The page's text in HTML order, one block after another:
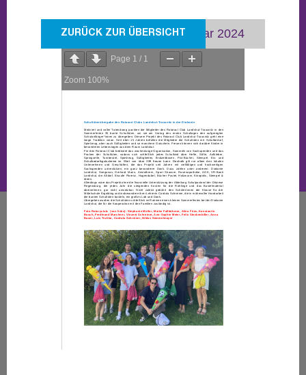
ZURÜCK ZUR ÜBERSICHT
Veröffentlicht: 25. Januar 2024
Page 1 / 1
Zoom 100%